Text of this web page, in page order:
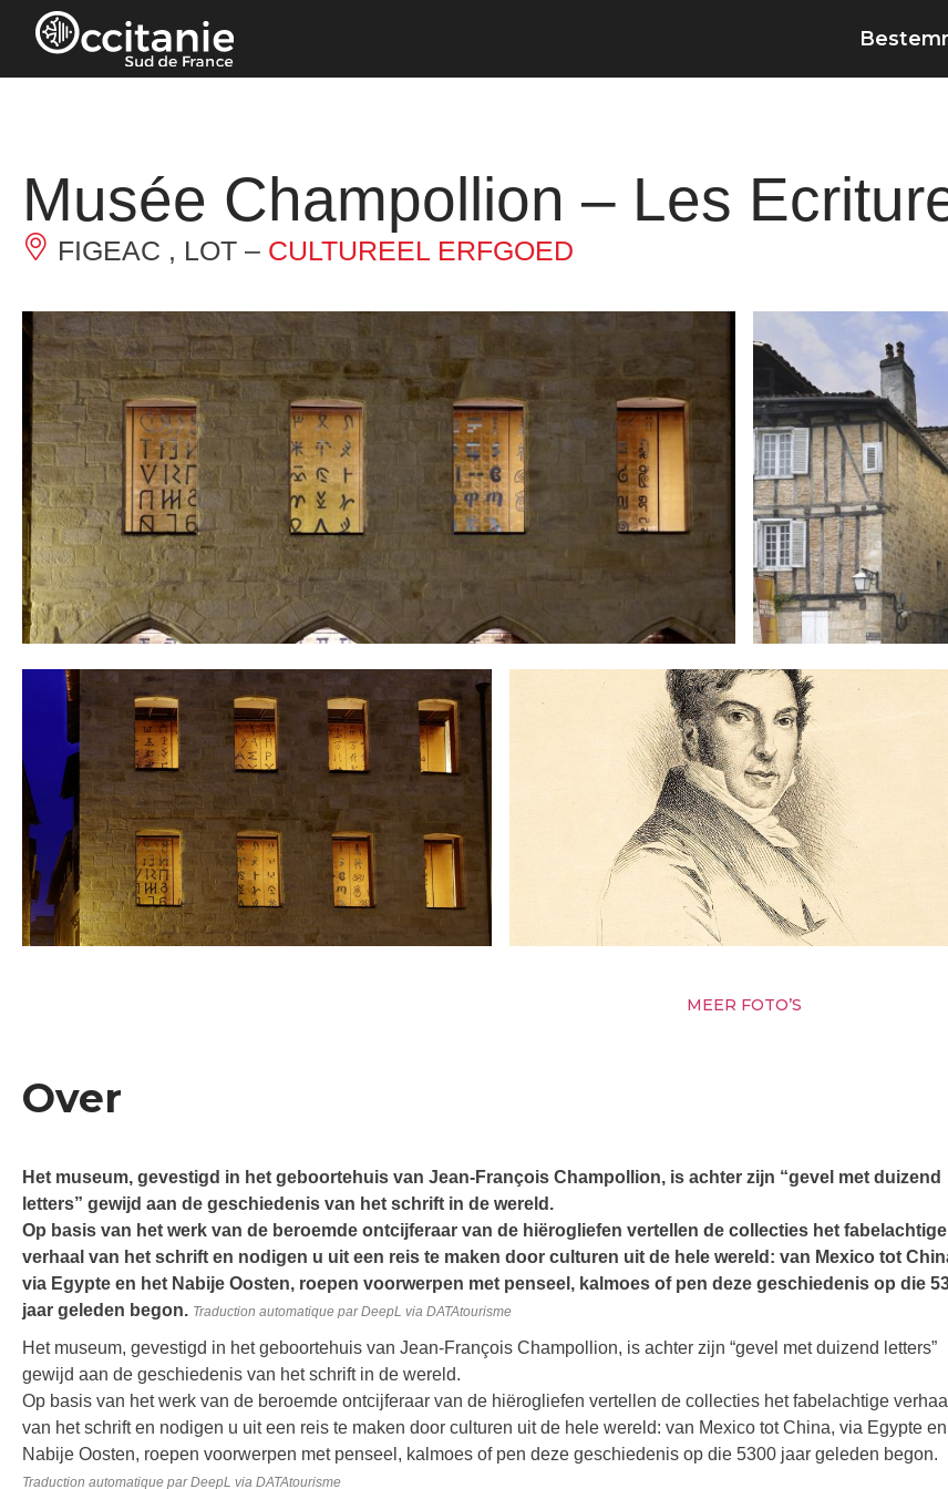
Cookies beheer paneel
Musée Champollion – Les
FIGEAC , LOT – CULTUREEL ERFGOED
MEER FOTO’S
Over
Het museum, gevestigd in het geboortehuis van Jean-François Champollion, is achter zijn “gevel met duizend
letters” gewijd aan de geschiedenis van het schrift in de wereld.
Op basis van het werk van de beroemde ontcijferaar van de hiërogliefen vertellen de collecties het fabelachtige
verhaal van het schrift en nodigen u uit een reis te maken door culturen uit de hele wereld: van Mexico tot
via Egypte en het Nabije Oosten, roepen voorwerpen met penseel, kalmoes of pen deze geschiedenis op die
jaar geleden begon. Traduction automatique par DeepL via DATAtourisme
Het museum, gevestigd in het geboortehuis van Jean-François Champollion, is achter zijn “gevel met duizend letters”
gewijd aan de geschiedenis van het schrift in de wereld.
Op basis van het werk van de beroemde ontcijferaar van de hiërogliefen vertellen de collecties het fabelachtige verhaal
van het schrift en nodigen u uit een reis te maken door culturen uit de hele wereld: van Mexico tot China, via Egypte
Nabije Oosten, roepen voorwerpen met penseel, kalmoes of pen deze geschiedenis op die 5300 jaar geleden begon.
Traduction automatique par DeepL via DATAtourisme